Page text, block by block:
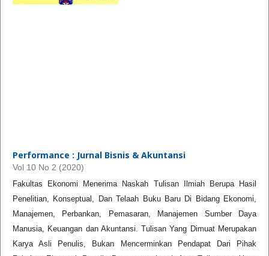
Performance : Jurnal Bisnis & Akuntansi
Vol 10 No 2 (2020)
Fakultas Ekonomi Menerima Naskah Tulisan Ilmiah Berupa Hasil
Penelitian, Konseptual, Dan Telaah Buku Baru Di Bidang Ekonomi,
Manajemen, Perbankan, Pemasaran, Manajemen Sumber Daya
Manusia, Keuangan dan Akuntansi. Tulisan Yang Dimuat Merupakan
Karya Asli Penulis, Bukan Mencerminkan Pendapat Dari Pihak